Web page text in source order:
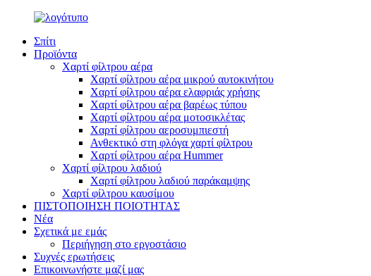
Σπίτι
Προϊόντα
Χαρτί φίλτρου αέρα
Χαρτί φίλτρου αέρα μικρού αυτοκινήτου
Χαρτί φίλτρου αέρα ελαφριάς χρήσης
Χαρτί φίλτρου αέρα βαρέως τύπου
Χαρτί φίλτρου αέρα μοτοσικλέτας
Χαρτί φίλτρου αεροσυμπιεστή
Ανθεκτικό στη φλόγα χαρτί φίλτρου
Χαρτί φίλτρου αέρα Hummer
Χαρτί φίλτρου λαδιού
Χαρτί φίλτρου λαδιού παράκαμψης
Χαρτί φίλτρου καυσίμου
ΠΙΣΤΟΠΟΙΗΣΗ ΠΟΙΟΤΗΤΑΣ
Νέα
Σχετικά με εμάς
Περιήγηση στο εργοστάσιο
Συχνές ερωτήσεις
Επικοινωνήστε μαζί μας